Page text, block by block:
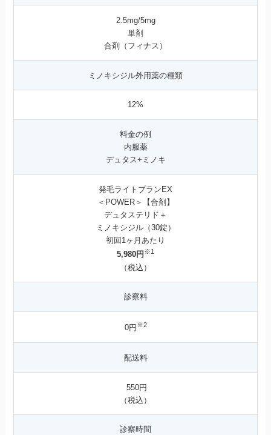
2.5mg/5mg
単剤
合剤（フィナス）
ミノキシジル外用薬の種類
12%
料金の例
内服薬
デュタス+ミノキ
発毛ライトプランEX
＜POWER＞【合剤】
デュタステリド＋
ミノキシジル（30錠）
初回1ヶ月あたり
5,980円 ※1
（税込）
診察料
0円 ※2
配送料
550円
（税込）
診察時間